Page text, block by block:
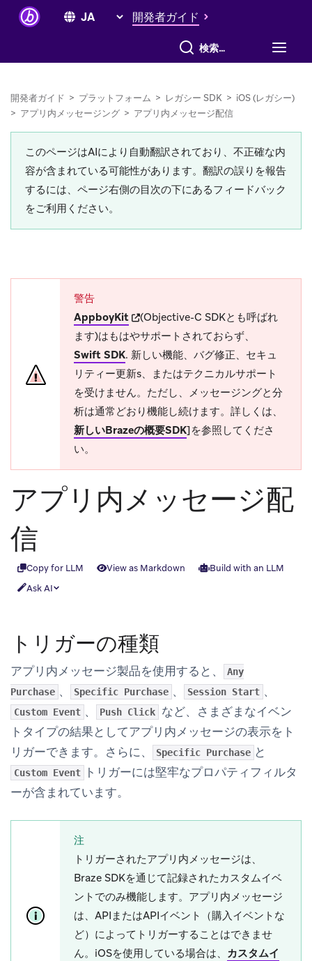
開発者ガイド
すべて検索
開発者ガイド > プラットフォーム > レガシー SDK > iOS (レガシー)
> アプリ内メッセージング > アプリ内メッセージ配信
このページはAIにより自動翻訳されており、不正確な内
容が含まれている可能性があります。翻訳の誤りを報告
するには、ページ右側の目次の下にあるフィードバック
をご利用ください。
警告
AppboyKit(opens in new tab)
(Objective-C SDKとも呼ばれ
ます)はもはやサポートされておらず、
Swift SDK. 新しい機能、バグ修正、セキュ
リティー更新s、またはテクニカルサポート
を受けません。ただし、メッセージングと分
析は通常どおり機能し続けます。詳しくは、
新しいBrazeの概要SDK]を参照してくださ
い。
アプリ内メッセージ配
信
Copy for LLM View as Markdown
Build with an LLM
Ask AI
トリガーの種類
アプリ内メッセージ製品を使用すると、
Any
Purchase 、 Specific Purchase 、 Session Start 、
Custom Event 、 Push Click
など、さまざまなイベン
トタイプの結果としてアプリ内メッセージの表示をト
リガーできます。さらに、
Specific Purchase と
Custom Event
トリガーには堅牢なプロパティフィルタ
ーが含まれています。
注
トリガーされたアプリ内メッセージは、
Braze SDKを通じて記録されたカスタムイベ
ントでのみ機能します。アプリ内メッセージ
は、APIまたはAPIイベント（購入イベントな
ど）によってトリガーすることはできませ
ん。iOSを使用している場合は、 カスタムイ